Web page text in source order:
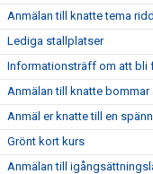
Anmälan till knatte tema
Lediga stallplatser
Informationsträff om att bli
Anmälan till knatte bommar
Anmäl er knatte till en
Grönt kort kurs
Anmälan till